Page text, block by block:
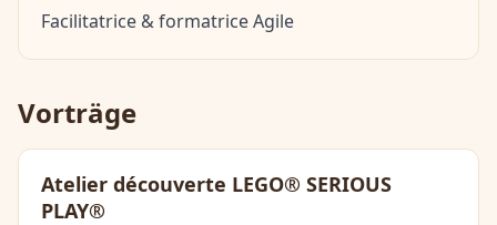
Facilitatrice & formatrice Agile
Vorträge
Atelier découverte LEGO® SERIOUS
PLAY®